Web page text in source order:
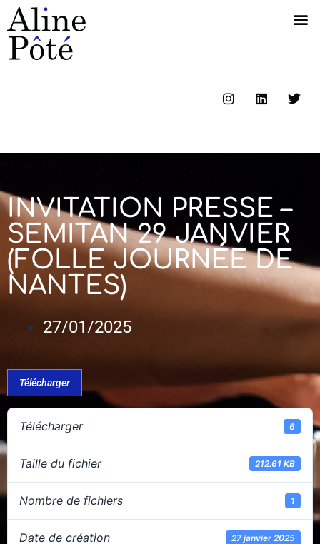
INVITATION PRESSE –
SEMITAN 29 JANVIER
(FOLLE JOURNÉE DE
NANTES)
27/01/2025
Télécharger
Télécharger 6
Taille du fichier 212.61 KB
Nombre de fichiers 1
Date de création 27 janvier 2025